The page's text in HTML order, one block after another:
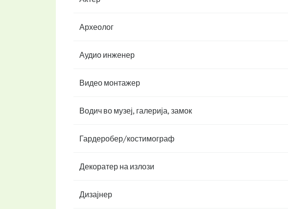
Археолог
Аудио инженер
Видео монтажер
Водич во музеј, галерија, замок
Гардеробер/костимограф
Декоратер на излози
Дизајнер